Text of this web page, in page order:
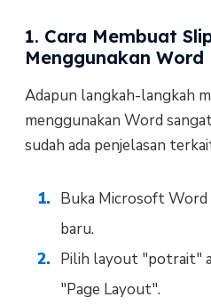
1. Cara Membuat
Menggunakan Word
Adapun langkah-langkah
menggunakan Word
sudah ada penjelasan
Buka Microsoft Word
baru.
Pilih layout "potrait"
"Page Layout".